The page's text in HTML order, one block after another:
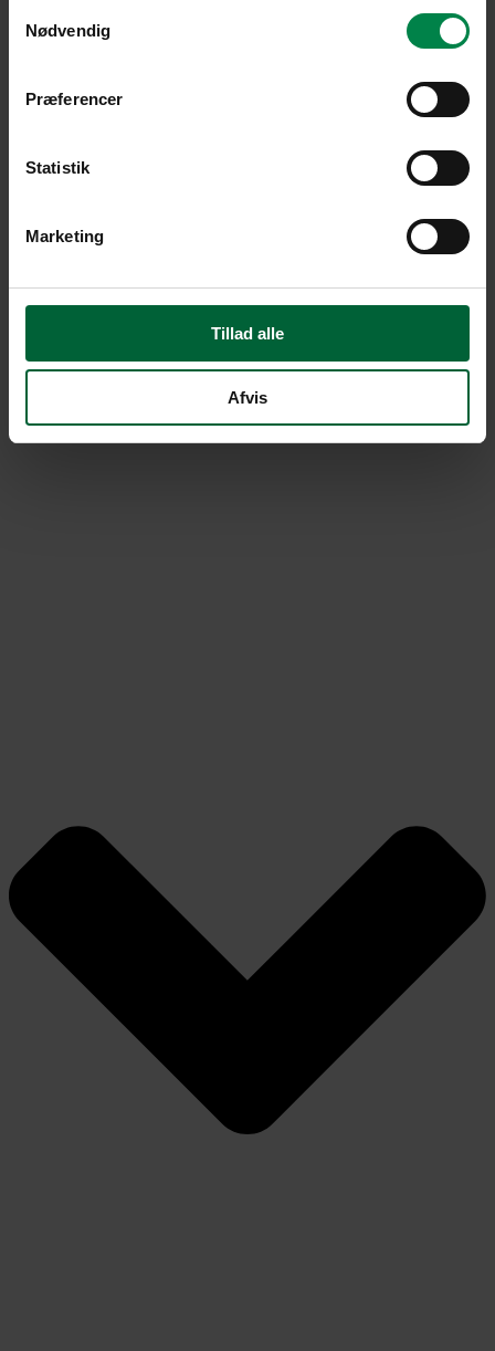
Nødvendig
Præferencer
Statistik
Marketing
Tillad alle
Afvis